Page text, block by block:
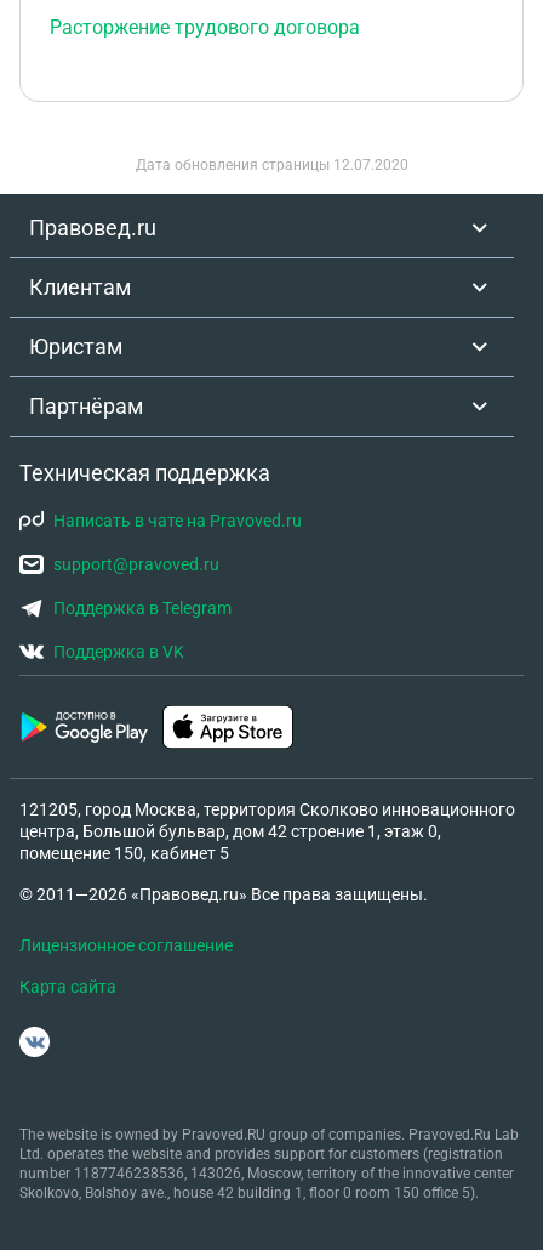
Расторжение трудового договора
Дата обновления страницы 12.07.2020
Правовед.ru
Клиентам
Юристам
Партнёрам
Техническая поддержка
Написать в чате на Pravoved.ru
support@pravoved.ru
Поддержка в Telegram
Поддержка в VK
121205, город Москва, территория Сколково инновационного
центра, Большой бульвар, дом 42 строение 1, этаж 0,
помещение 150, кабинет 5
© 2011—2026 «Правовед.ru» Все права защищены.
Лицензионное соглашение
Карта сайта
The website is owned by Pravoved.RU group of companies. Pravoved.Ru Lab
Ltd. operates the website and provides support for customers (registration
number 1187746238536, 143026, Moscow, territory of the innovative center
Skolkovo, Bolshoy ave., house 42 building 1, floor 0 room 150 office 5).